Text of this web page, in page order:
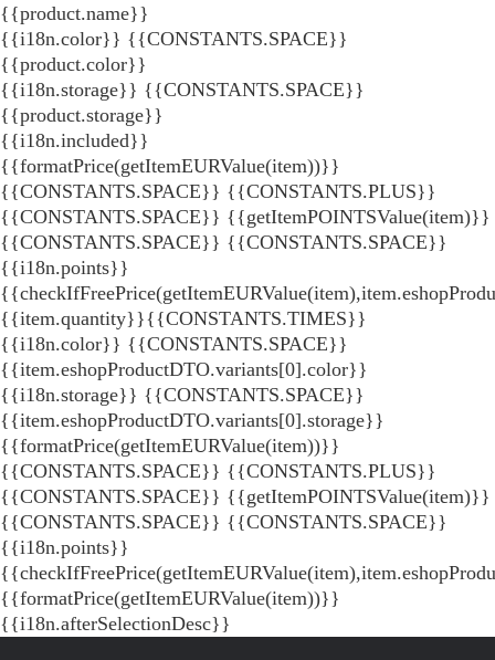
{{product.name}}
{{i18n.color}} {{CONSTANTS.SPACE}}
{{product.color}}
{{i18n.storage}} {{CONSTANTS.SPACE}}
{{product.storage}}
{{i18n.included}}
{{formatPrice(getItemEURValue(item))}}
{{CONSTANTS.SPACE}} {{CONSTANTS.PLUS}}
{{CONSTANTS.SPACE}} {{getItemPOINTSValue(item)}}
{{CONSTANTS.SPACE}} {{CONSTANTS.SPACE}}
{{i18n.points}}
{{item.quantity}}{{CONSTANTS.TIMES}}
{{i18n.color}} {{CONSTANTS.SPACE}}
{{item.eshopProductDTO.variants[0].color}}
{{i18n.storage}} {{CONSTANTS.SPACE}}
{{item.eshopProductDTO.variants[0].storage}}
{{formatPrice(getItemEURValue(item))}}
{{CONSTANTS.SPACE}} {{CONSTANTS.PLUS}}
{{CONSTANTS.SPACE}} {{getItemPOINTSValue(item)}}
{{CONSTANTS.SPACE}} {{CONSTANTS.SPACE}}
{{i18n.points}}
{{formatPrice(getItemEURValue(item))}}
{{i18n.afterSelectionDesc}}